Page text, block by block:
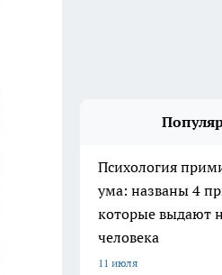
Психология
ума: названы 4
которые выдают
человека
11 июля